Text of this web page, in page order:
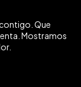
Que
Mostramos